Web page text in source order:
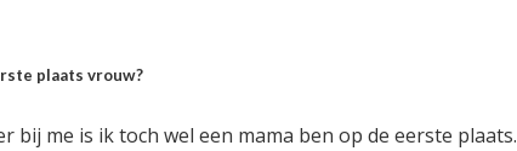
plaats vrouw?
bij me is ik toch wel een mama ben op de eerste